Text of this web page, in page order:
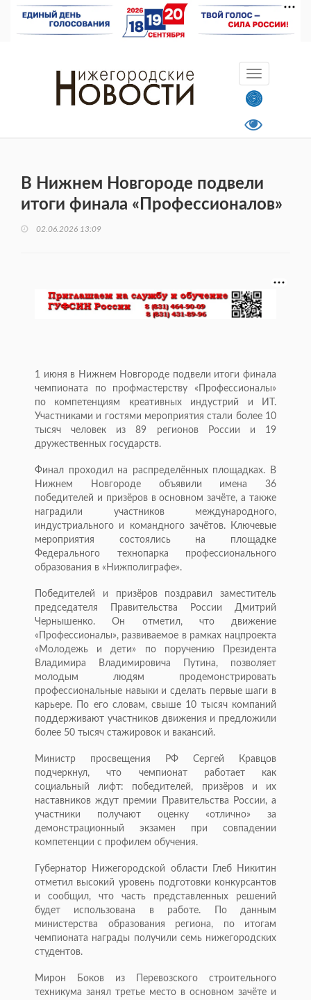
В Нижнем Новгороде подвели
итоги финала «Профессионалов»
02.06.2026 13:09
1 июня в Нижнем Новгороде подвели итоги финала
чемпионата по профмастерству «Профессионалы»
по компетенциям креативных индустрий и ИТ.
Участниками и гостями мероприятия стали более 10
тысяч человек из 89 регионов России и 19
дружественных государств.
Финал проходил на распределённых площадках. В
Нижнем Новгороде объявили имена 36
победителей и призёров в основном зачёте, а также
наградили участников международного,
индустриального и командного зачётов. Ключевые
мероприятия состоялись на площадке
Федерального технопарка профессионального
образования в «Нижполиграфе».
Победителей и призёров поздравил заместитель
председателя Правительства России Дмитрий
Чернышенко. Он отметил, что движение
«Профессионалы», развиваемое в рамках нацпроекта
«Молодежь и дети» по поручению Президента
Владимира Владимировича Путина, позволяет
молодым людям продемонстрировать
профессиональные навыки и сделать первые шаги в
карьере. По его словам, свыше 10 тысяч компаний
поддерживают участников движения и предложили
более 50 тысяч стажировок и вакансий.
Министр просвещения РФ Сергей Кравцов
подчеркнул, что чемпионат работает как
социальный лифт: победителей, призёров и их
наставников ждут премии Правительства России, а
участники получают оценку «отлично» за
демонстрационный экзамен при совпадении
компетенции с профилем обучения.
Губернатор Нижегородской области Глеб Никитин
отметил высокий уровень подготовки конкурсантов
и сообщил, что часть представленных решений
будет использована в работе. По данным
министерства образования региона, по итогам
чемпионата награды получили семь нижегородских
студентов.
Мирон Боков из Перевозского строительного
техникума занял третье место в основном зачёте и